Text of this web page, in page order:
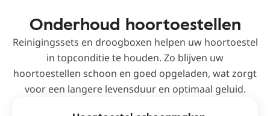
Onderhoud hoortoestellen
Reinigingssets en droogboxen helpen uw hoortoestel
in topconditie te houden. Zo blijven uw
hoortoestellen schoon en goed opgeladen, wat zorgt
voor een langere levensduur en optimaal geluid.